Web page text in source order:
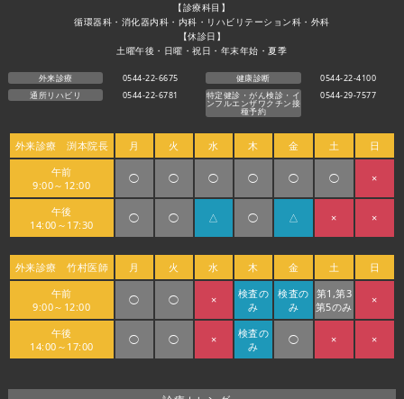
【診療科目】
循環器科・消化器内科・内科・リハビリテーション科・外科
【休診日】
土曜午後・日曜・祝日・年末年始・夏季
外来診療 0544-22-6675 健康診断
0544-22-4100
通所リハビリ
0544-22-6781 特定健診・がん検診・イ
ンフルエンザワクチン接
種予約
0544-29-7577
外来診療 渕本院長 月 火 水 木 金 土
日
午前
9:00～12:00
◯ ◯ ◯ ◯ ◯ ◯ ×
午後
14:00～17:30
◯ ◯ △ ◯ △ × ×
外来診療 竹村医師 月 火 水 木 金 土
日
午前
9:00～12:00
◯ ◯ ×
検査の
み
検査の
み
第1,第3
第5のみ
×
午後
14:00～17:00
◯ ◯ ×
検査の
み
◯ × ×